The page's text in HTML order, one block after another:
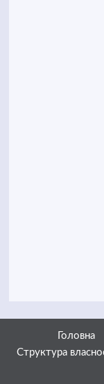
Головна
Структура